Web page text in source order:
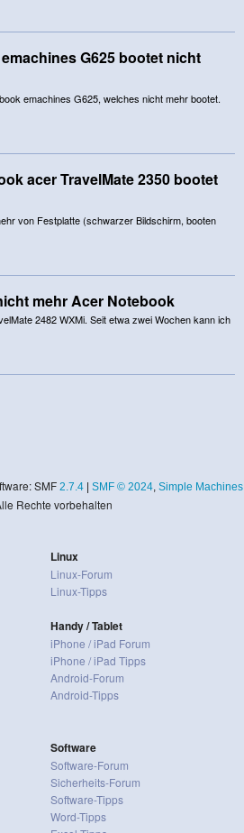
G625 bootet nicht
emachines G625, welches nicht mehr bootet.
acer TravelMate 2350 bootet
von Festplatte (schwarzer Bildschirm, booten
mehr Acer Notebook
2482 WXMi. Seit etwa zwei Wochen kann ich
SMF 2.7.4| SMF © 2024, Simple Machines
Rechte vorbehalten
Linux
Linux-Forum
Linux-Tipps
Handy / Tablet
iPhone / iPad Forum
iPhone / iPad Tipps
Android-Forum
Android-Tipps
Software
Software-Forum
Sicherheits-Forum
Software-Tipps
Word-Tipps